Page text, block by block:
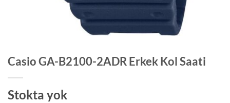
Casio GA-B2100-2ADR Erkek Kol Saati
Stokta yok